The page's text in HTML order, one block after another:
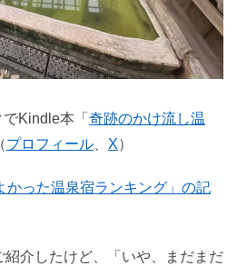
Kindle本「 奇跡のかけ流し温
プロフィール X）
かった温泉宿ランキング」の記
紹介したけど、「いや、まだまだ